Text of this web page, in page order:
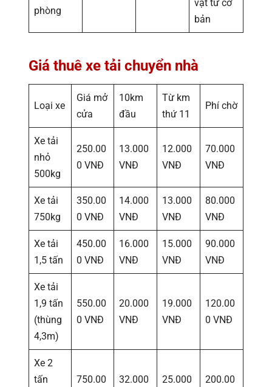
phòng
vật tư cơ
bản
Giá thuê xe tải chuyển nhà
Loại xe
Giá mở
cửa
10km
đầu
Từ km
thứ 11
Phí chờ
Xe tải
nhỏ
500kg
250.00
0 VNĐ
13.000
VNĐ
12.000
VNĐ
70.000
VNĐ
Xe tải
750kg
350.00
0 VNĐ
14.000
VNĐ
13.000
VNĐ
80.000
VNĐ
Xe tải
1,5 tấn
450.00
0 VNĐ
16.000
VNĐ
15.000
VNĐ
90.000
VNĐ
Xe tải
1,9 tấn
(thùng
4,3m)
550.00
0 VNĐ
20.000
VNĐ
19.000
VNĐ
120.00
0 VNĐ
Xe 2
tấn
750.00
32.000
25.000
200.00